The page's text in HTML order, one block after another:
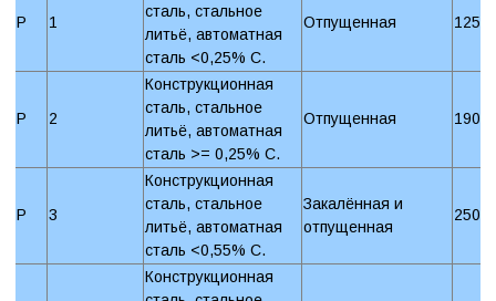
P 1
сталь, стальное
литьё, автоматная
сталь <0,25% C.
Отпущенная 125
P 2
Конструкционная
сталь, стальное
литьё, автоматная
сталь >= 0,25% C.
Отпущенная 190
P 3
Конструкционная
сталь, стальное
литьё, автоматная
сталь <0,55% C.
Закалённая и
отпущенная
250
Конструкционная